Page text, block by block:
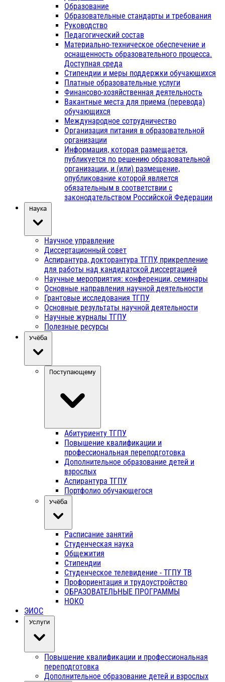
Образование
Образовательные стандарты и требования
Руководство
Педагогический состав
Материально-техническое обеспечение и
оснащенность образовательного процесса.
Доступная среда
Стипендии и меры поддержки обучающихся
Платные образовательные услуги
Финансово-хозяйственная деятельность
Вакантные места для приема (перевода)
обучающихся
Международное сотрудничество
Организация питания в образовательной
организации
Информация, которая размещается,
публикуется по решению образовательной
организации, и (или) размещение,
опубликование которой является
обязательным в соответствии с
законодательством Российской Федерации
Наука
Научное управление
Диссертационный совет
Аспирантура, докторантура ТГПУ, прикрепление
для работы над кандидатской диссертацией
Научные мероприятия: конференции, семинары
Основные направления научной деятельности
Грантовые исследования ТГПУ
Основные результаты научной деятельности
Научные журналы ТГПУ
Полезные ресурсы
Учёба
Поступающему
Абитуриенту ТГПУ
Повышение квалификации и
профессиональная переподготовка
Дополнительное образование детей и
взрослых
Аспирантура ТГПУ
Портфолио обучающегося
Учёба
Расписание занятий
Студенческая наука
Общежития
Стипендии
Студенческое телевидение - ТГПУ ТВ
Профориентация и трудоустройство
ОБРАЗОВАТЕЛЬНЫЕ ПРОГРАММЫ
НОКО
ЭИОС
Услуги
Повышение квалификации и профессиональная
переподготовка
Дополнительное образование детей и взрослых